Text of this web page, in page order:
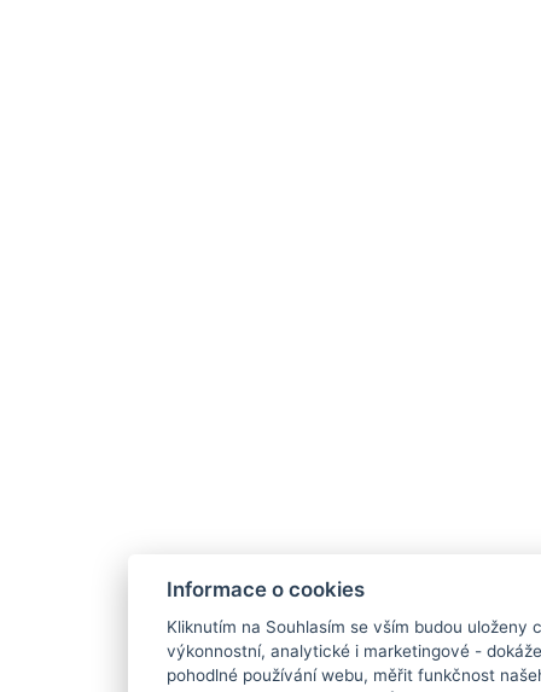
Informace o cookies
Kliknutím na Souhlasím se vším budou uloženy
výkonnostní, analytické i marketingové -
pohodlné používání webu, měřit funkčnost